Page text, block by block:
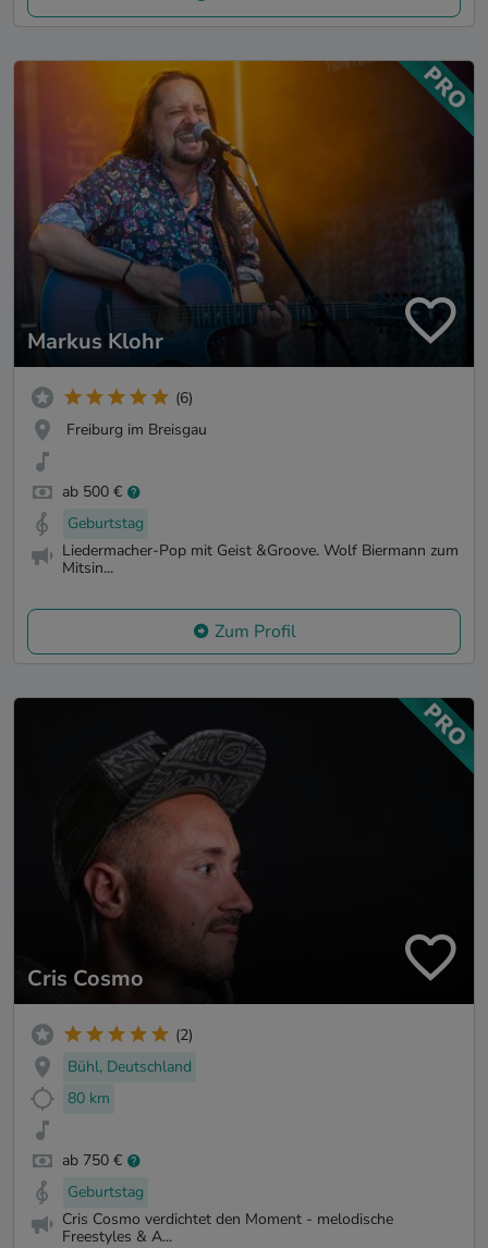
Markus Klohr
(6)
Freiburg im Breisgau
ab 500 €
Geburtstag
Liedermacher-Pop mit Geist &Groove. Wolf Biermann zum
Mitsin...
Zum Profil
Cris Cosmo
(2)
Bühl, Deutschland
80 km
ab 750 €
Geburtstag
Cris Cosmo verdichtet den Moment - melodische
Freestyles & A...